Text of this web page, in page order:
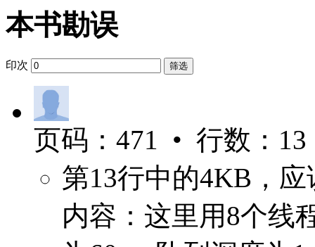
本书勘误
印次 筛选
页码：471 • 行数：
第13行中的4KB，
内容：这里用8个线